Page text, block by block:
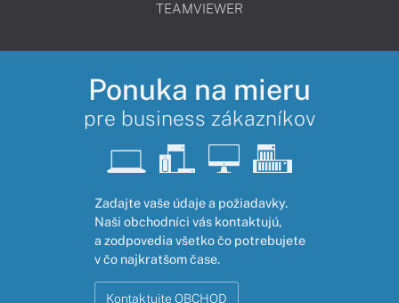
TEAMVIEWER
Ponuka na mieru
pre business zákazníkov
Zadajte vaše údaje a požiadavky.
Naši obchodníci vás kontaktujú,
a zodpovedia všetko čo potrebujete
v čo najkratšom čase.
Kontaktujte OBCHOD